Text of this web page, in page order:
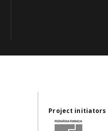
Project initiators